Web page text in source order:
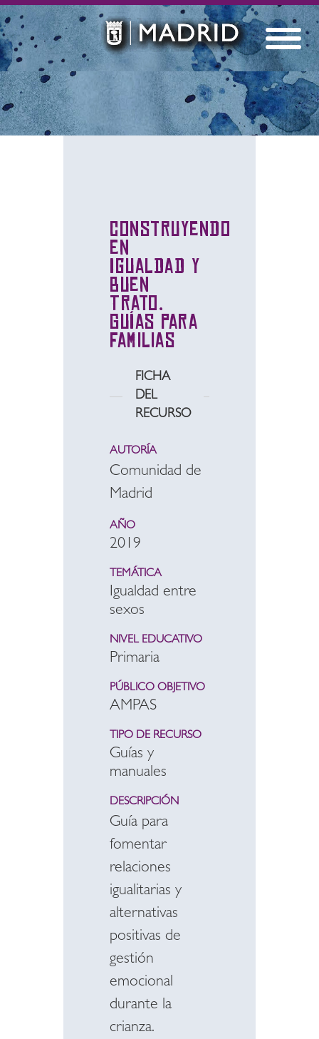
Construyendo
en
Igualdad y
Buen
Trato.
Guías para
familias
FICHA
DEL
RECURSO
AUTORÍA
Comunidad de
Madrid
AÑO
2019
TEMÁTICA
Igualdad entre
sexos
NIVEL EDUCATIVO
Primaria
PÚBLICO OBJETIVO
AMPAS
TIPO DE RECURSO
Guías y
manuales
DESCRIPCIÓN
Guía para
fomentar
relaciones
igualitarias y
alternativas
positivas de
gestión
emocional
durante la
crianza.